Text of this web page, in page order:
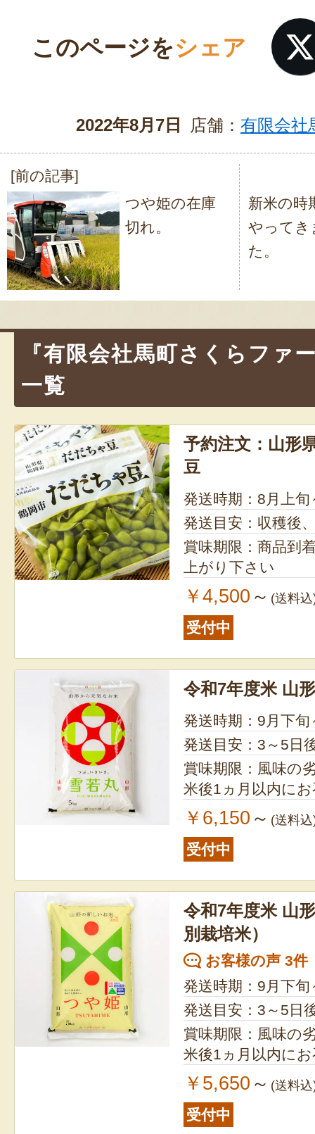
このページをシェア
2022年8月7日 店舗： 有限会社
投
稿
ナ
ビ
ゲ
[前の記事]
つや姫の在庫
切れ。
新米の時
やってき
た。
『有限会社馬町さくらファ
一覧
予約注文：山形
豆
発送時期：8月上旬
発送目安：収穫後
賞味期限：商品到
上がり下さい
￥4,500 ～ (送料
受付中
令和7年度米 山
発送時期：9月下旬
発送目安：3～5日
賞味期限：風味の
米後1ヵ月以内に
￥6,150 ～ (送料
受付中
令和7年度米 山
別栽培米）
お客様の声 3件
発送時期：9月下旬
発送目安：3～5日
賞味期限：風味の
米後1ヵ月以内に
￥5,650 ～ (送料
受付中